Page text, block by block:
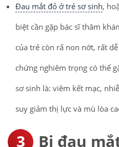
Đau mắt đỏ ở trẻ sơ sinh,
biệt cần gặp bác sĩ thăm
của trẻ còn rấ non nớt, rất
chứng nghiêm trọng có thể
sơ sinh là: viêm kết mạc,
suy giảm thị lực và mù lòa
Bị đau